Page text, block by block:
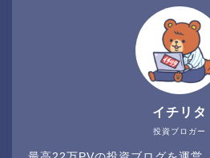
投資ブロガー
イチリタ